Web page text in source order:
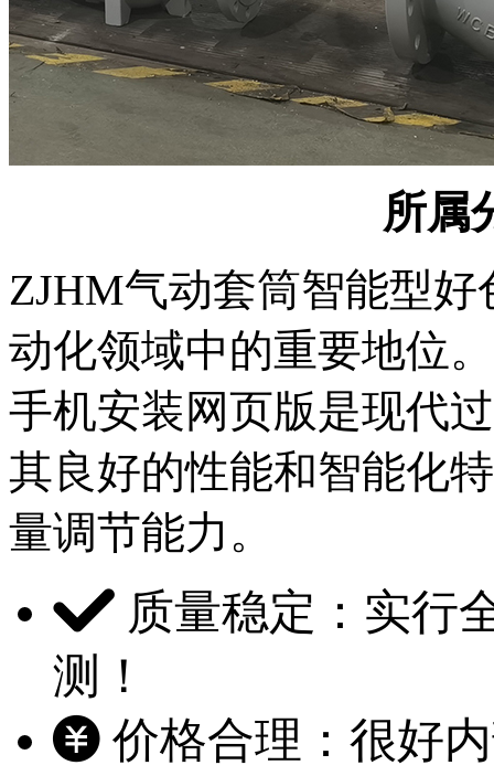
所属
ZJHM气动套筒智能型
动化领域中的重要地位
手机安装网页版是现代过
其良好的性能和智能化特
量调节能力。
质量稳定：实行
测！
价格合理：很好内